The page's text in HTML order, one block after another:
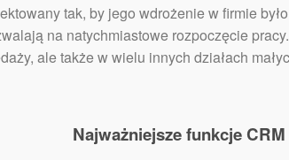
tak, by jego wdrożenie w firmie
na natychmiastowe rozpoczęcie
ale także w wielu innych działach
Najważniejsze funkcje CRM